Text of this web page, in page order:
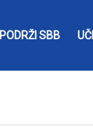
PODRŽI SBB